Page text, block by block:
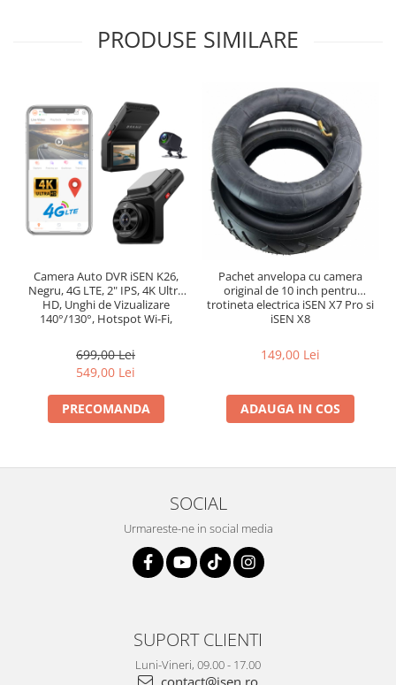
PRODUSE SIMILARE
Camera Auto DVR iSEN K26,
Negru, 4G LTE, 2" IPS, 4K Ultra
HD, Unghi de Vizualizare
140°/130°, Hotspot Wi-Fi,
ADAS, BSD, G-Sensor,
Monitorizare Parcare 24H
699,00 Lei
549,00 Lei
PRECOMANDA
Pachet anvelopa cu camera
original de 10 inch pentru
trotineta electrica iSEN X7 Pro si
iSEN X8
149,00 Lei
ADAUGA IN COS
SOCIAL
Urmareste-ne in social media
SUPORT CLIENTI
Luni-Vineri, 09.00 - 17.00